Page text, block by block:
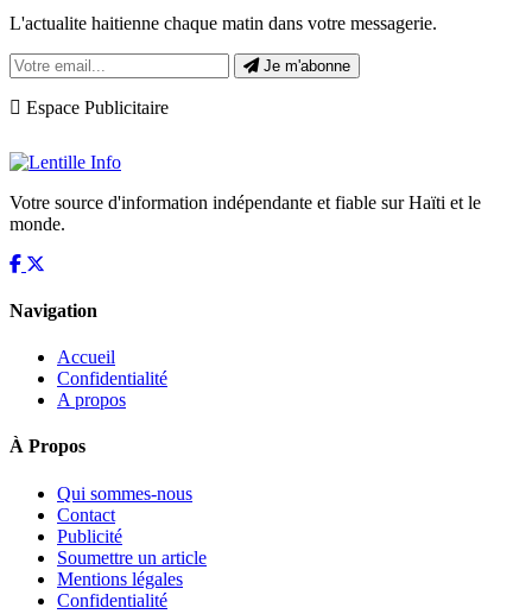
L'actualite haitienne chaque matin dans votre messagerie.
Je m'abonne
Espace Publicitaire
Votre source d'information indépendante et fiable sur Haïti et le
monde.
Navigation
Accueil
Confidentialité
A propos
À Propos
Qui sommes-nous
Contact
Publicité
Soumettre un article
Mentions légales
Confidentialité